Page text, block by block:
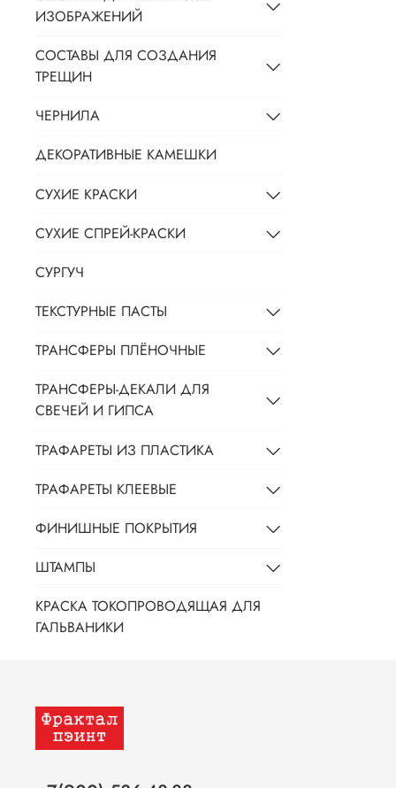
ИЗОБРАЖЕНИЙ
СОСТАВЫ ДЛЯ СОЗДАНИЯ
ТРЕЩИН
ЧЕРНИЛА
ДЕКОРАТИВНЫЕ КАМЕШКИ
СУХИЕ КРАСКИ
СУХИЕ СПРЕЙ-КРАСКИ
СУРГУЧ
ТЕКСТУРНЫЕ ПАСТЫ
ТРАНСФЕРЫ ПЛЁНОЧНЫЕ
ТРАНСФЕРЫ-ДЕКАЛИ ДЛЯ
СВЕЧЕЙ И ГИПСА
ТРАФАРЕТЫ ИЗ ПЛАСТИКА
ТРАФАРЕТЫ КЛЕЕВЫЕ
ФИНИШНЫЕ ПОКРЫТИЯ
ШТАМПЫ
КРАСКА ТОКОПРОВОДЯЩАЯ ДЛЯ
ГАЛЬВАНИКИ